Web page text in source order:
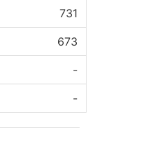
731
673
-
-